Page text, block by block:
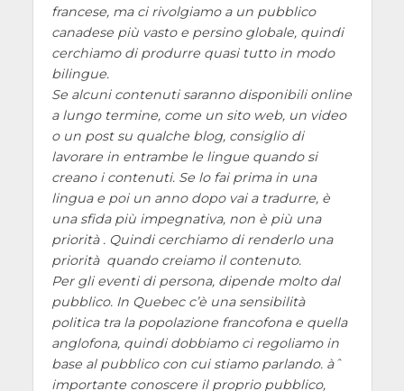
francese, ma ci rivolgiamo a un pubblico
canadese più vasto e persino globale, quindi
cerchiamo di produrre quasi tutto in modo
bilingue.
Se alcuni contenuti saranno disponibili online
a lungo termine, come un sito web, un video
o un post su qualche blog, consiglio di
lavorare in entrambe le lingue quando si
creano i contenuti. Se lo fai prima in una
lingua e poi un anno dopo vai a tradurre, è
una sfida più impegnativa, non è più una
priorità . Quindi cerchiamo di renderlo una
priorità quando creiamo il contenuto.
Per gli eventi di persona, dipende molto dal
pubblico. In Quebec c’è una sensibilità
politica tra la popolazione francofona e quella
anglofona, quindi dobbiamo ci regoliamo in
base al pubblico con cui stiamo parlando. àˆ
importante conoscere il proprio pubblico,